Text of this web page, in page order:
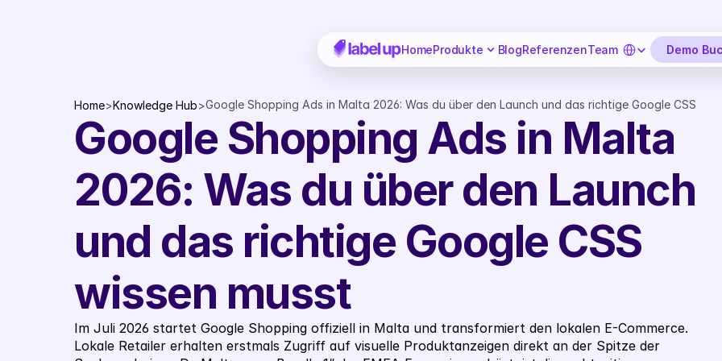
HomeProdukte BlogReferenzenTeam Select Language
Demo
Home>Knowledge Hub>Google Shopping Ads in Malta 2026: Was du über den Launch und das richtige Google CSS
wissen musst
Google Shopping Ads in Malta
2026: Was du über den Launch
und das richtige Google CSS
wissen musst
Im Juli 2026 startet Google Shopping offiziell in Malta und transformiert den lokalen E-Commerce.
Lokale Retailer erhalten erstmals Zugriff auf visuelle Produktanzeigen direkt an der Spitze der